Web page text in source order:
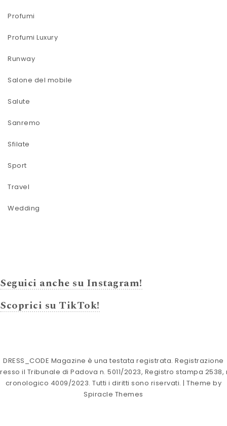
Profumi
Profumi Luxury
Runway
Salone del mobile
Salute
Sanremo
Sfilate
Sport
Travel
Wedding
Seguici anche su Instagram!
Scoprici su TikTok!
DRESS_CODE Magazine è una testata registrata. Registrazione
il Tribunale di Padova n. 5011/2023, Registro stampa 2538,
cronologico 4009/2023. Tutti i diritti sono riservati. | Theme by
Spiracle Themes